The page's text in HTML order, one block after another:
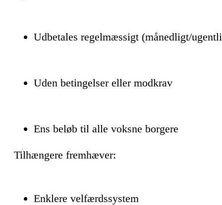
Udbetales regelmæssigt (månedligt/
Uden betingelser eller modkrav
Ens beløb til alle voksne borgere
Tilhængere fremhæver:
Enklere velfærdssystem